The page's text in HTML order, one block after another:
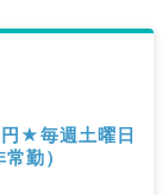
談していただ
★毎週土曜日
勤）